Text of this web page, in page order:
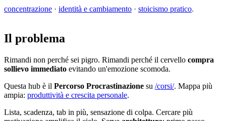
concentrazione · identità e cambiamento · stoicismo pratico.
Il problema
Rimandi non perché sei pigro. Rimandi perché il cervello compra
sollievo immediato evitando un'emozione scomoda.
Questa hub è il Percorso Procrastinazione su /corsi/. Mappa più
ampia: produttività e crescita personale.
Lista, scadenza, tab in più, sensazione di colpa. Cercare più